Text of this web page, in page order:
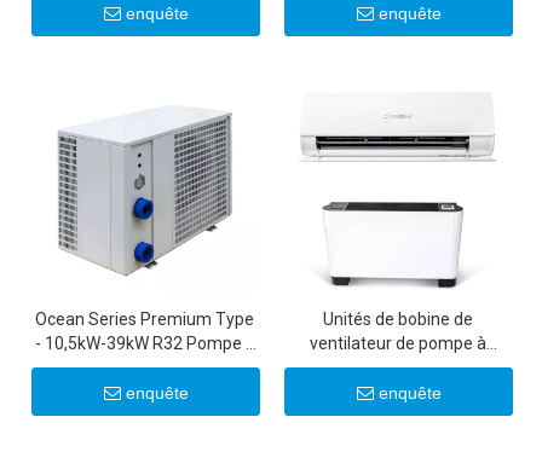
enquête
enquête
Ocean Series Premium Type
- 10,5kW-39kW R32 Pompe à
chaleur pour les piscines
enquête
Unités de bobine de
ventilateur de pompe à
chaleur à haute efficacité -
Solutions de chauffage et de
refroidissement
enquête